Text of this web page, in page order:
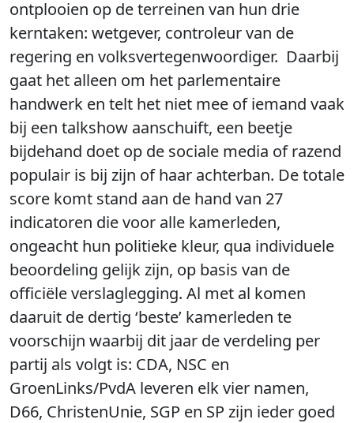
ontplooien op de terreinen van hun drie
kerntaken: wetgever, controleur van de
regering en volksvertegenwoordiger. Daarbij
gaat het alleen om het parlementaire
handwerk en telt het niet mee of iemand vaak
bij een talkshow aanschuift, een beetje
bijdehand doet op de sociale media of razend
populair is bij zijn of haar achterban. De totale
score komt stand aan de hand van 27
indicatoren die voor alle kamerleden,
ongeacht hun politieke kleur, qua individuele
beoordeling gelijk zijn, op basis van de
officiële verslaglegging. Al met al komen
daaruit de dertig ‘beste’ kamerleden te
voorschijn waarbij dit jaar de verdeling per
partij als volgt is: CDA, NSC en
GroenLinks/PvdA leveren elk vier namen,
D66, ChristenUnie, SGP en SP zijn ieder goed